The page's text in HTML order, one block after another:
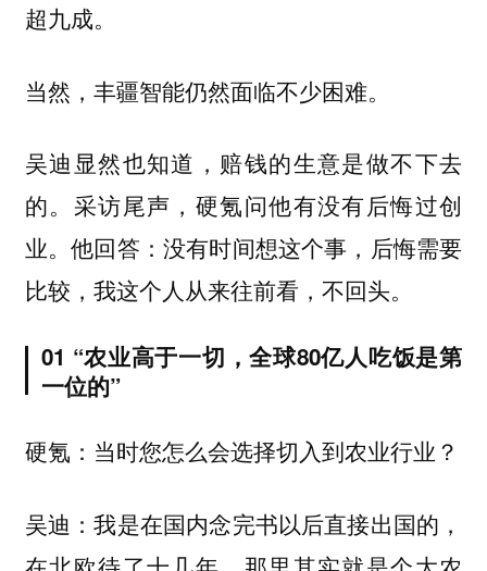
超九成。
当然，丰疆智能仍然面临不少困难。
吴迪显然也知道，赔钱的生意是做不下去
的。采访尾声，硬氪问他有没有后悔过创
业。他回答： 没有时间想这个事，后悔需要
比较，我这个人从来往前看，不回头。
01 “农业高于一切，全球80亿人吃饭是第
一位的”
硬氪：当时您怎么会选择切入到农业行业？
吴迪：我是在国内念完书以后直接出国的，